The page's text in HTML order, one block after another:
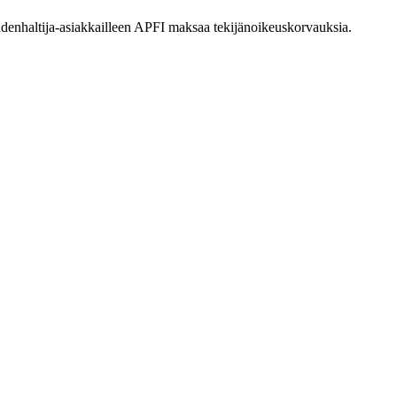
asiakkailleen APFI maksaa tekijänoikeuskorvauksia.